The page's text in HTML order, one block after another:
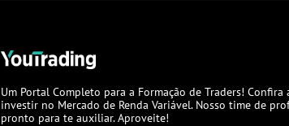
Um Portal Completo para a Formação de Traders!
investir no Mercado de Renda Variável. Nosso time de
pronto para te auxiliar. Aproveite!